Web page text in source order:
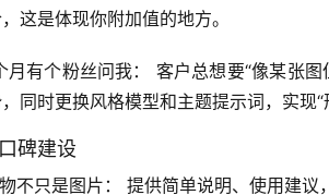
这是体现你附加值的地方。
月有个粉丝问我：
客户总想要“像某张
同时更换风格模型和主题提示词，实现“
碑建设
不只是图片：
提供简单说明、使用建议